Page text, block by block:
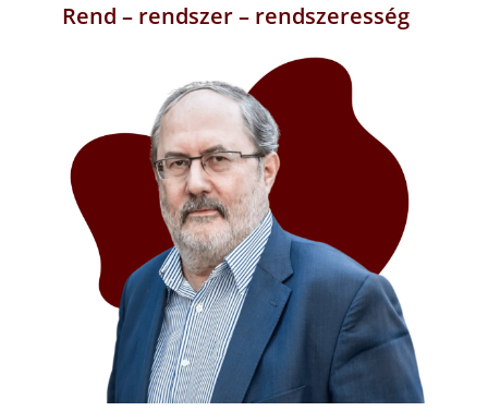
Rend – rendszer – rendszeresség